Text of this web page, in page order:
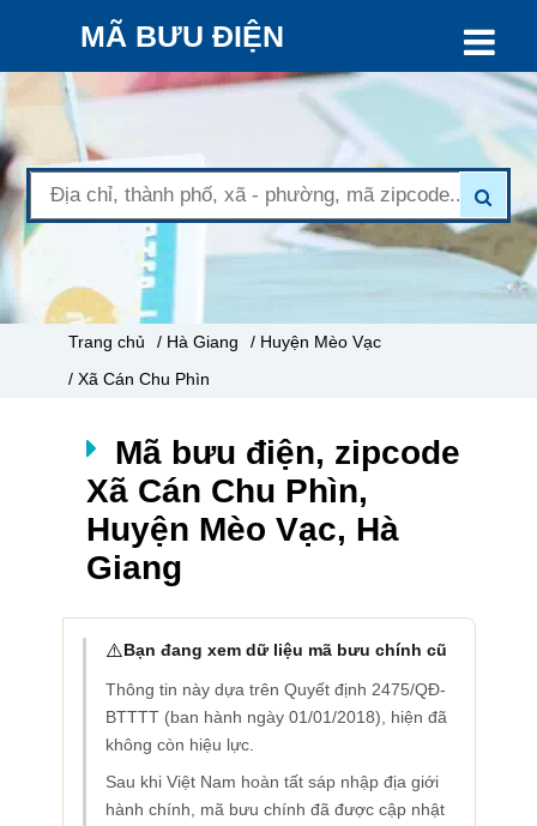
MÃ BƯU ĐIỆN
Trang chủ / Hà Giang
/ Huyện Mèo Vạc
/ Xã Cán Chu Phìn
Mã bưu điện, zipcode
Xã Cán Chu Phìn,
Huyện Mèo Vạc, Hà
Giang
⚠️Bạn đang xem dữ liệu mã bưu chính cũ
Thông tin này dựa trên Quyết định 2475/QĐ-
BTTTT (ban hành ngày 01/01/2018), hiện đã
không còn hiệu lực.
Sau khi Việt Nam hoàn tất sáp nhập địa giới
hành chính, mã bưu chính đã được cập nhật